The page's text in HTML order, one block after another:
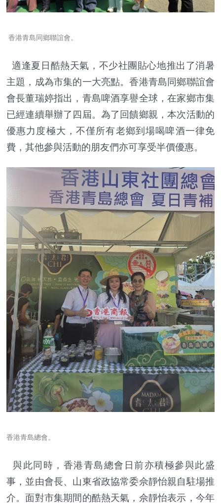
香港青島同鄉聯誼會。
適逢夏日酷熱天氣，不少社團貼心地推出了消暑
主題，成為市集的一大亮點。香港青島同鄉聯誼會
會長董瑞婷指出，青島啤酒享譽全球，在家鄉市集
已經連續舉辦了四屆。為了回饋鄉親，本次活動的
優惠力度極大，不僅所有老鄉到場喝啤酒一律免
費，其他參與活動的朋友們亦可享受半價優惠。
香港青島總會。
與此同時，香港青島總會日前亦積極參與此盛
事，並由會長、山東省政協常委佘靜怡親自駐場推
介。面對市集期間的酷熱天氣，佘靜怡表示，今年